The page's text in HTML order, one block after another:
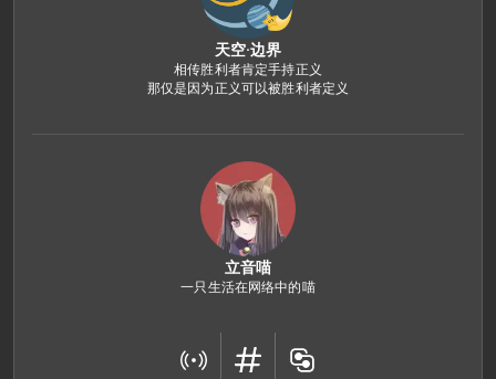
天空·边界
相传胜利者肯定手持正义
那仅是因为正义可以被胜利者定义
立音喵
一只生活在网络中的喵